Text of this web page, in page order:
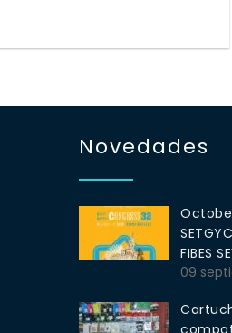
Novedades
FIBES
09